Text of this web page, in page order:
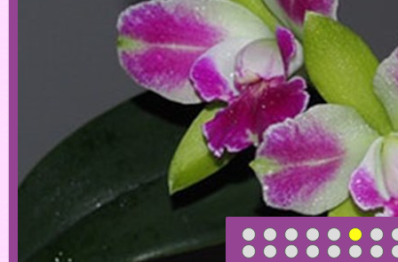
1 2 3 4 5 6 7
8
19 20 21 22 23 24 25